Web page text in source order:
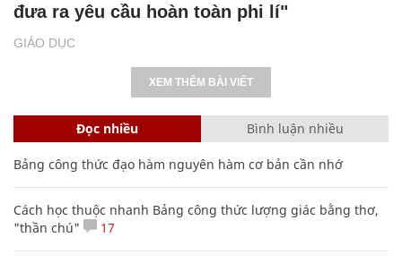
GIÁO DỤC
đưa ra yêu cầu hoàn toàn phi lí"
XEM THÊM BÀI VIẾT
Đọc nhiều Bình luận nhiều
Bảng công thức đạo hàm nguyên hàm cơ bản cần nhớ
Cách học thuộc nhanh Bảng công thức lượng giác bằng thơ,
"thần chú"
17